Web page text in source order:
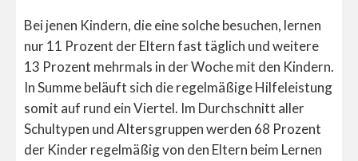
Bei jenen Kindern, die eine solche besuchen, lernen
nur 11 Prozent der Eltern fast täglich und weitere
13 Prozent mehrmals in der Woche mit den Kindern.
In Summe beläuft sich die regelmäßige Hilfeleistung
somit auf rund ein Viertel. Im Durchschnitt aller
Schultypen und Altersgruppen werden 68 Prozent
der Kinder regelmäßig von den Eltern beim Lernen